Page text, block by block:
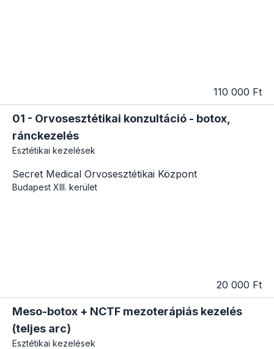
110 000 Ft
01 - Orvosesztétikai konzultáció - botox,
ránckezelés
Esztétikai kezelések
Secret Medical Orvosesztétikai Központ
Budapest XIII. kerület
20 000 Ft
Meso-botox + NCTF mezoterápiás kezelés
(teljes arc)
Esztétikai kezelések